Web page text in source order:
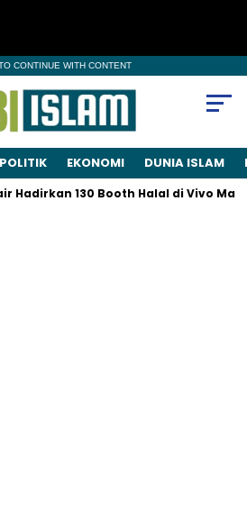
CONTINUE WITH CONTENT
POLITIK EKONOMI DUNIA ISLAM
130 Booth Halal di Vivo Mall